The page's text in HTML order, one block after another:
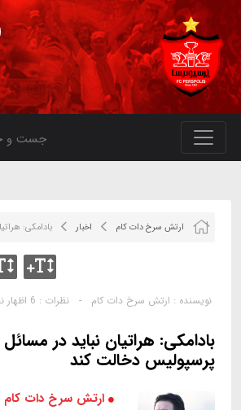
ارتش سرخ دات کام اخبار بادامکی:
نویسنده : ارتش سرخ دات کام - نظرات : 6 اظهار نظر
بادامکی: هراتیان نباید در
پرسپولیس دخالت کند
ارتش سرخ دات کام